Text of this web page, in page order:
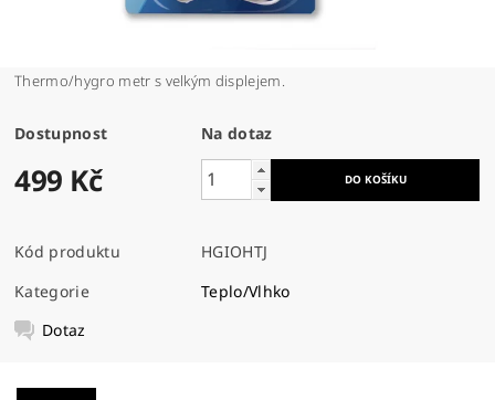
Thermo/hygro metr s velkým displejem.
Dostupnost Na dotaz
499 Kč
Kód produktu
HGIOHTJ
Kategorie
Teplo/Vlhko
Dotaz